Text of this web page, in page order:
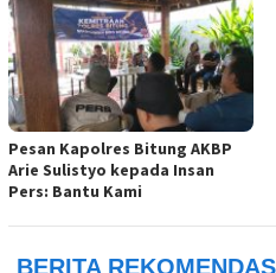
Pesan Kapolres Bitung AKBP
Arie Sulistyo kepada Insan
Pers: Bantu Kami